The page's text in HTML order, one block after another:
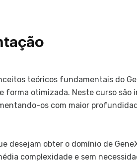
teóricos fundamentais do
forma otimizada. Neste curso
os com maior
desejam obter o domínio de
complexidade e sem